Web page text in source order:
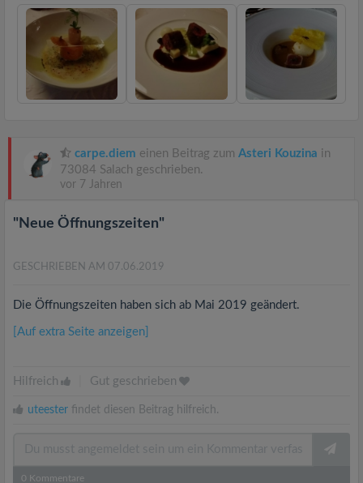
carpe.diem einen Beitrag zum Asteri Kouzina in
73084 Salach geschrieben.
vor 7 Jahren
"Neue Öffnungszeiten"
GESCHRIEBEN AM 07.06.2019
Die Öffnungszeiten haben sich ab Mai 2019 geändert.
[Auf extra Seite anzeigen]
Hilfreich Gut geschrieben
uteester findet diesen Beitrag hilfreich.
0 Kommentare